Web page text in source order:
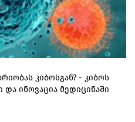
კიბოსგან? - კიბოს
ინოვაცია მედიცინაში